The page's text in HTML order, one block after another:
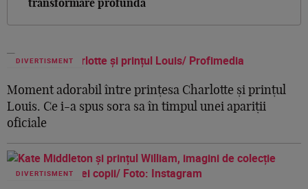
transformare profundă
DIVERTISMENT
Moment adorabil între prințesa Charlotte și prințul
Louis. Ce i-a spus sora sa în timpul unei apariții
oficiale
DIVERTISMENT